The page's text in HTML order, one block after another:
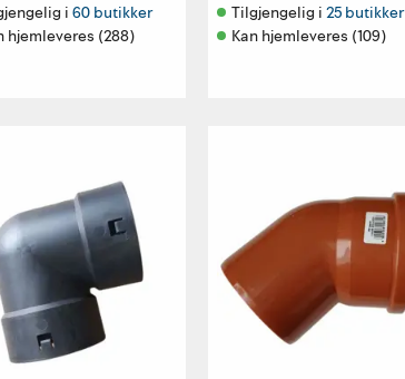
i 60 butikker
hjemleveres (288)
Tilgjengelig i 25 butikker
Kan hjemleveres (109)